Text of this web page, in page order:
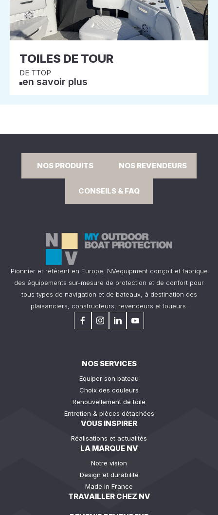
TOILES DE TOUR
DE TTOP
en savoir plus
NOS PRODUITS NOS REVENDEURS
CONSEILS & FAQ
Pionnier et référent en Europe, NVequipment conçoit et fabrique
des équipements sur-mesure de protection et de confort pour
tous types de navigation et de bateaux, à destination des
plaisanciers, constructeurs, revendeurs et loueurs.
NOS SERVICES
Equiper son bateau
Choix des couleurs
Renouvellement de toile
Entretien & pièces détachées
VOUS INSPIRER
Réalisations et actualités
LA MARQUE NV
Notre vision
Design et durabilité
Made in France
TRAVAILLER CHEZ NV